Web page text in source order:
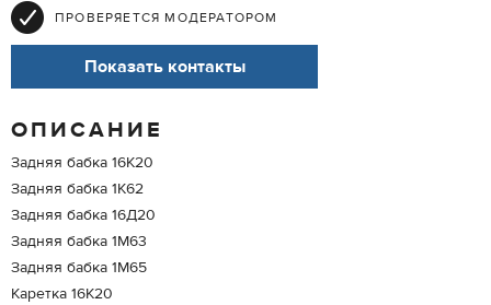
ПРОВЕРЯЕТСЯ МОДЕРАТОРОМ
Показать контакты
ОПИСАНИЕ
Задняя бабка 16К20
Задняя бабка 1К62
Задняя бабка 16Д20
Задняя бабка 1М63
Задняя бабка 1М65
Каретка 16К20